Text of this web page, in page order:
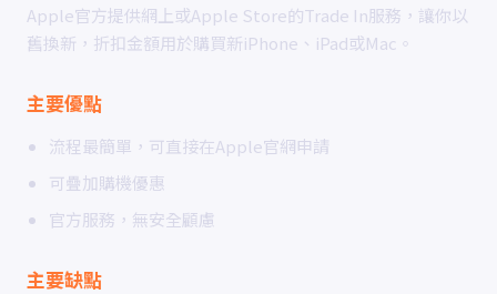
Apple官方提供網上或Apple Store的Trade In服務，讓你以
舊換新，折扣金額用於購買新iPhone、iPad或Mac。
主要優點
流程最簡單，可直接在Apple官網申請
可疊加購機優惠
官方服務，無安全顧慮
主要缺點